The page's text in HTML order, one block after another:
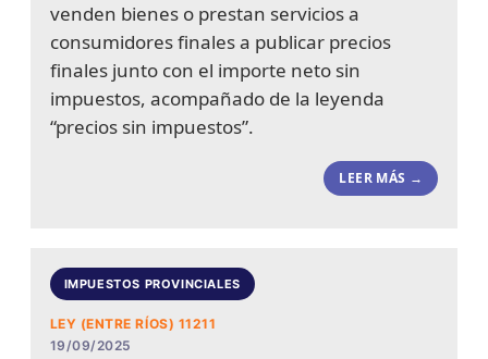
venden bienes o prestan servicios a
consumidores finales a publicar precios
finales junto con el importe neto sin
impuestos, acompañado de la leyenda
“precios sin impuestos”.
LEER MÁS →
IMPUESTOS PROVINCIALES
LEY (ENTRE RÍOS) 11211
19/09/2025